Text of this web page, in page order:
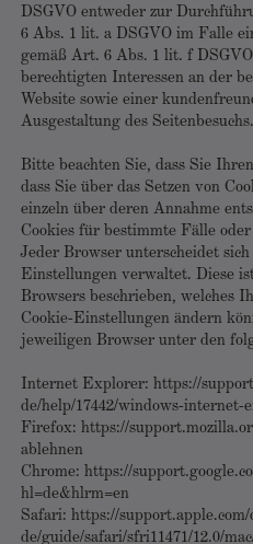
DSGVO entweder zur
6 Abs. 1 lit. a DSGVO im Falle
gemäß Art. 6 Abs. 1 lit. f
berechtigten Interessen an der
Website sowie einer
Ausgestaltung des Seitenbesuchs.
Bitte beachten Sie, dass Sie
dass Sie über das Setzen von
einzeln über deren Annahme
Cookies für bestimmte Fälle
Jeder Browser unterscheidet
Einstellungen verwaltet. Diese
Browsers beschrieben, welches
Cookie-Einstellungen ändern
jeweiligen Browser unter den
Internet Explorer: https://
de/help/17442/windows-internet-
Firefox: https://
ablehnen
Chrome: https://
hl=de&hlrm=en
Safari: https://support.apple.com/
de/guide/safari/sfri11471/12.0/